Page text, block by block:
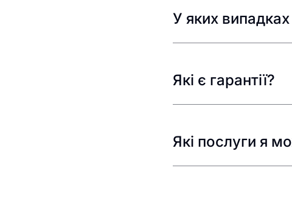
У яких
Які є гарантії?
Які послуги я